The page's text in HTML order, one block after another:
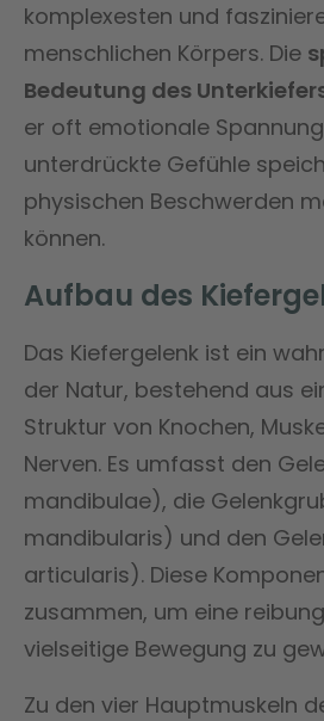
komplexesten und
menschlichen Körpers. Die
Bedeutung des
er oft emotionale
unterdrückte Gefühle
physischen Beschwerden
können.
Aufbau des
Das Kiefergelenk ist ein
der Natur, bestehend aus
Struktur von Knochen,
Nerven. Es umfasst den
mandibulae), die
mandibularis) und den
articularis). Diese
zusammen, um eine
vielseitige Bewegung zu
Zu den vier Hauptmuskeln